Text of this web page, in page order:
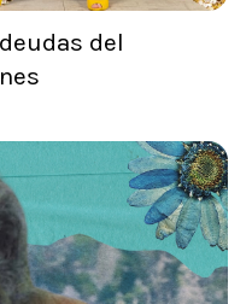
del